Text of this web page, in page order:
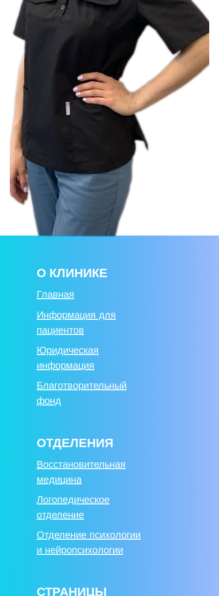
ОТДЕЛЕНИЯ
Восстановительная
медицина
Логопедическое
отделение
Отделение психологии
и нейропсихологии
О КЛИНИКЕ
Главная
Информация для
пациентов
Юридическая
информация
Благотворительный
фонд
СТРАНИЦЫ